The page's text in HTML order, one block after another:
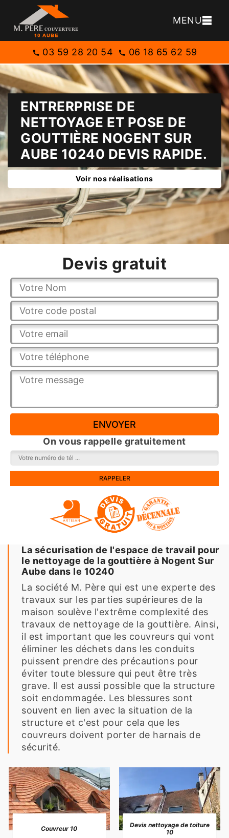
MENU
03 59 28 20 54 06 18 65 62 59
ENTRERPRISE DE
NETTOYAGE ET POSE DE
GOUTTIÈRE NOGENT SUR
AUBE 10240 DEVIS RAPIDE.
Voir nos réalisations
Devis gratuit
On vous rappelle gratuitement
La sécurisation de l'espace de travail pour
le nettoyage de la gouttière à Nogent Sur
Aube dans le 10240
La société M. Père qui est une experte des
travaux sur les parties supérieures de la
maison soulève l'extrême complexité des
travaux de nettoyage de la gouttière. Ainsi,
il est important que les couvreurs qui vont
éliminer les déchets dans les conduits
puissent prendre des précautions pour
éviter toute blessure qui peut être très
grave. Il est aussi possible que la structure
soit endommagée. Les blessures sont
souvent en lien avec la situation de la
structure et c'est pour cela que les
couvreurs doivent porter de harnais de
sécurité.
Couvreur 10
Devis nettoyage de toiture
10